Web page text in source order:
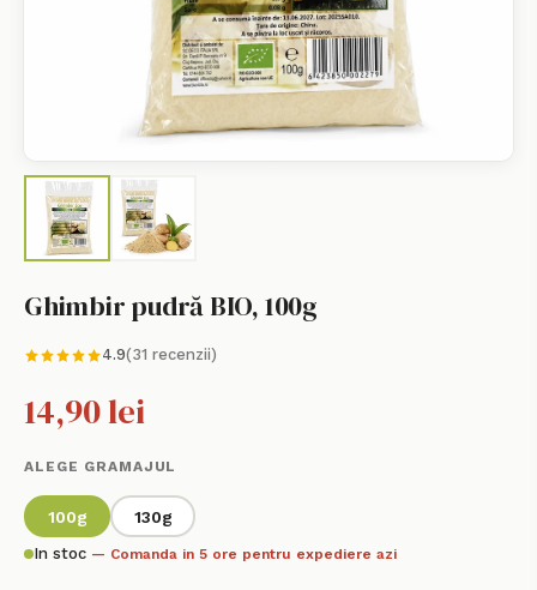
Ghimbir pudră BIO, 100g
4.9(31 recenzii)
14,90 lei
ALEGE GRAMAJUL
100g 130g
In stoc — Comanda in 5 ore pentru expediere azi